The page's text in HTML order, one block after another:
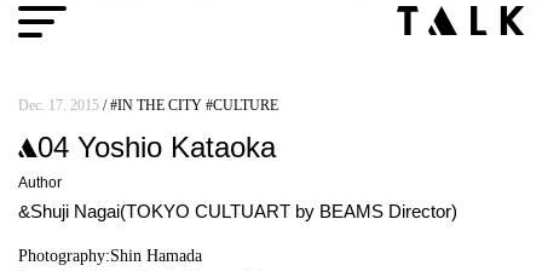
Dec. 17. 2015 / #IN THE CITY #CULTURE
04 Yoshio Kataoka
Author
&Shuji Nagai(TOKYO CULTUART by BEAMS Director)
Photography:Shin Hamada